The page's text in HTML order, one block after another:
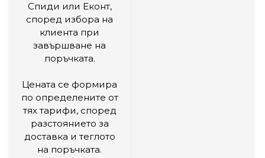
Спиди или Еконт,
според избора на
клиента при
завършване на
поръчката.
Цената се формира
по определените от
тях тарифи, според
разстоянието за
доставка и теглото
на поръчката.